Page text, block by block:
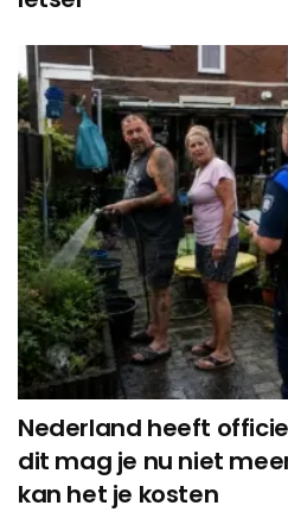
Nederland heeft
dit mag je nu niet
kan het je kosten